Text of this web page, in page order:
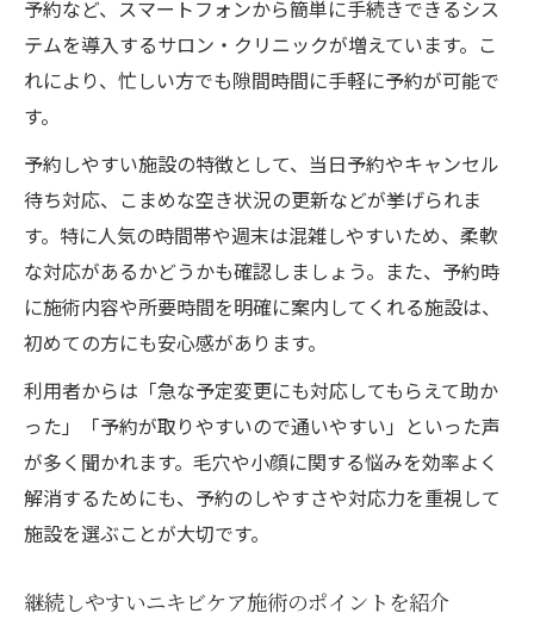
予約など、スマートフォンから簡単に手続きできるシス
テムを導入するサロン・クリニックが増えています。こ
れにより、忙しい方でも隙間時間に手軽に予約が可能で
す。
予約しやすい施設の特徴として、当日予約やキャンセル
待ち対応、こまめな空き状況の更新などが挙げられま
す。特に人気の時間帯や週末は混雑しやすいため、柔軟
な対応があるかどうかも確認しましょう。また、予約時
に施術内容や所要時間を明確に案内してくれる施設は、
初めての方にも安心感があります。
利用者からは「急な予定変更にも対応してもらえて助か
った」「予約が取りやすいので通いやすい」といった声
が多く聞かれます。毛穴や小顔に関する悩みを効率よく
解消するためにも、予約のしやすさや対応力を重視して
施設を選ぶことが大切です。
継続しやすいニキビケア施術のポイントを紹介